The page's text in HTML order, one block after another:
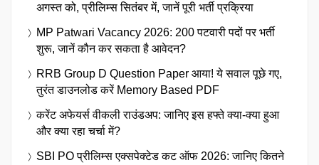
अगस्त को, प्रीलिम्स सितंबर में, जानें पूरी भर्ती प्रक्रिया
MP Patwari Vacancy 2026: 200 पटवारी पदों पर भर्ती
शुरू, जानें कौन कर सकता है आवेदन?
RRB Group D Question Paper आया! ये सवाल पूछे गए,
तुरंत डाउनलोड करें Memory Based PDF
करेंट अफेयर्स वीकली राउंडअप: जानिए इस हफ्ते क्या-क्या हुआ
और क्या रहा चर्चा में?
SBI PO प्रीलिम्स एक्सपेक्टेड कट ऑफ 2026: जानिए कितने